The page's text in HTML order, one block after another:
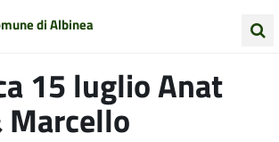
di Albinea
in Comune Vivi Albinea
Unione Colline Matildiche
15 luglio Anat
Marcello